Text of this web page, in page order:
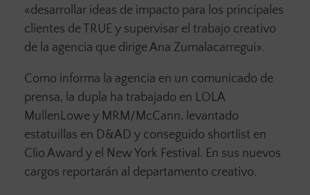
«desarrollar ideas de impacto para los principales
clientes de TRUE y supervisar el trabajo creativo
de la agencia que dirige Ana Zumalacarregui».
Como informa la agencia en un comunicado de
prensa, la dupla ha trabajado en LOLA
MullenLowe y MRM/McCann, levantado
estatuillas en D&AD y conseguido shortlist en
Clio Award y el New York Festival. En sus nuevos
cargos reportarán al departamento creativo.